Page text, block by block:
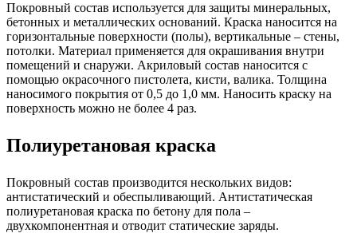
Покровный состав используется для защиты минеральных,
бетонных и металлических оснований. Краска наносится на
горизонтальные поверхности (полы), вертикальные – стены,
потолки. Материал применяется для окрашивания внутри
помещений и снаружи. Акриловый состав наносится с
помощью окрасочного пистолета, кисти, валика. Толщина
наносимого покрытия от 0,5 до 1,0 мм. Наносить краску на
поверхность можно не более 4 раз.
Полиуретановая краска
Покровный состав производится нескольких видов:
антистатический и обеспыливающий. Антистатическая
полиуретановая краска по бетону для пола –
двухкомпонентная и отводит статические заряды.